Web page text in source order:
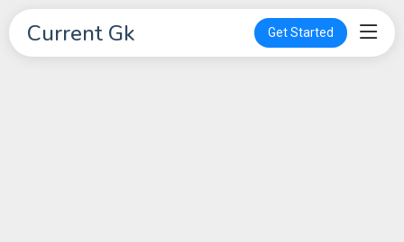
Current Gk Get Started